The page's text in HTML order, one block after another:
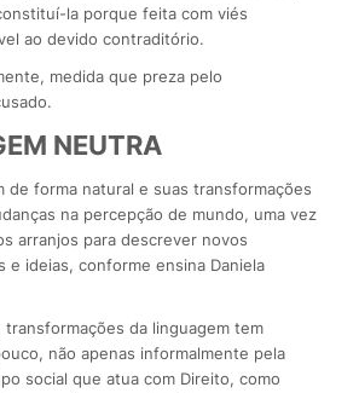
la porque feita com viés
ao devido contraditório.
medida que preza pelo
NEUTRA
de forma natural e suas transformações
na percepção de mundo, uma vez
arranjos para descrever novos
e ideias, conforme ensina Daniela
da linguagem tem
não apenas informalmente pela
social que atua com Direito, como